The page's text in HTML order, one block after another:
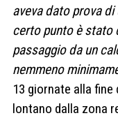
aveva dato prova
certo punto è stato
passaggio da un
nemmeno
13 giornate alla fine
lontano dalla zona